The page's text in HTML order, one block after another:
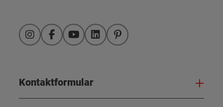
InstagramFacebookYouTubeLinkedInPinterest
Kontaktformular